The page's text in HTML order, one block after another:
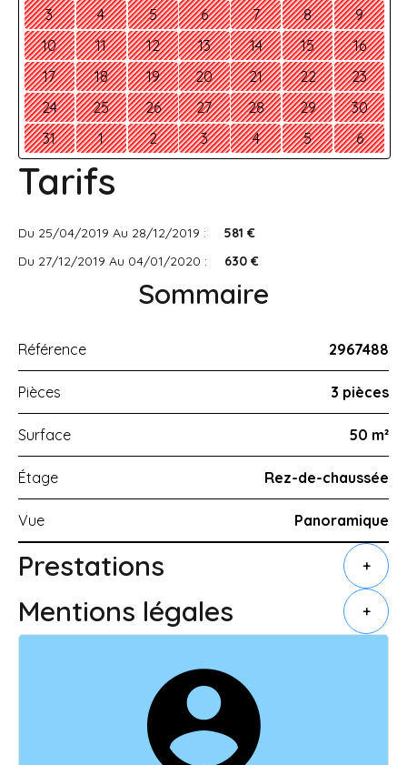
3 4 5 6 7 8
9
10
11 12 13 14 15
16
17
18 19 20 21 22
23
24
25 26 27 28 29
30
31
1 2 3 4 5 6
Tarifs
Du 25/04/2019 Au 28/12/2019 :
581 €
Du 27/12/2019 Au 04/01/2020 :
630 €
Sommaire
Référence 2967488
Pièces 3 pièces
Surface 50 m²
Étage Rez-de-chaussée
Vue Panoramique
Prestations +
Mentions légales +